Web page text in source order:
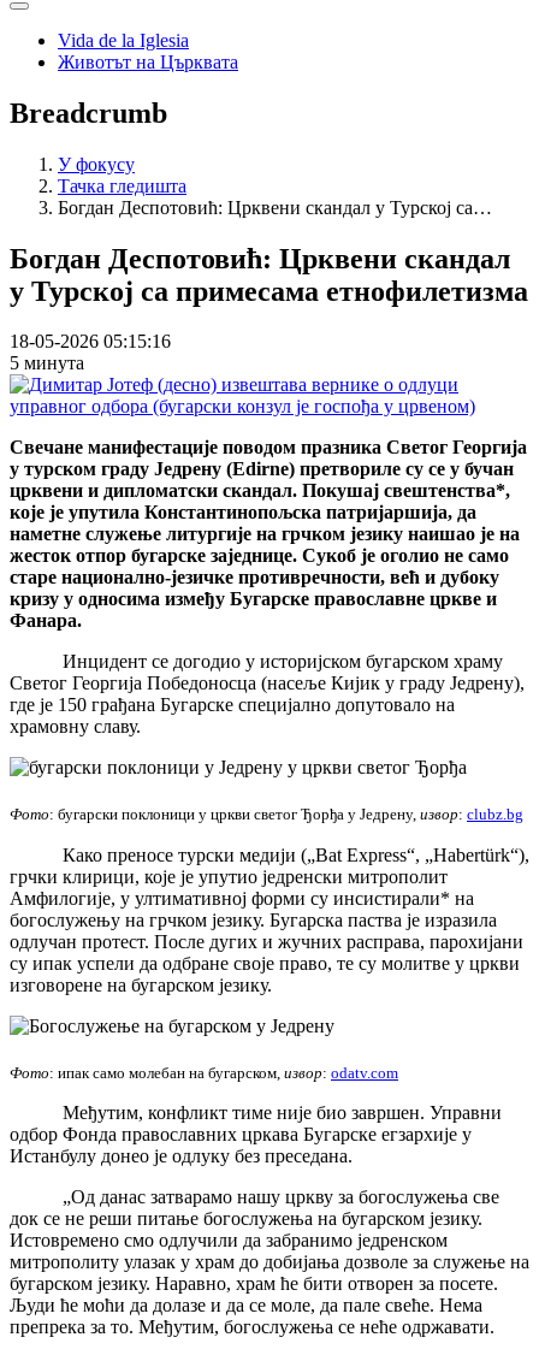
Vida de la Iglesia
Животът на Църквата
Breadcrumb
У фокусу
Тачка гледишта
Богдан Деспотовић: Црквени скандал у Турској са…
Богдан Деспотовић: Црквени скандал
у Турској са примесама етнофилетизма
18-05-2026 05:15:16
5 минута
Свечане манифестације поводом празника Светог Георгија
у турском граду Једрену (Edirne) претвориле су се у бучан
црквени и дипломатски скандал. Покушај свештенства*,
које је упутила Константинопољска патријаршија, да
наметне служење литургије на грчком језику наишао је на
жесток отпор бугарске заједнице. Сукоб је оголио не само
старе национално-језичке противречности, већ и дубоку
кризу у односима између Бугарске православне цркве и
Фанара.
Инцидент се догодио у историјском бугарском храму
Светог Георгија Победоносца (насеље Кијик у граду Једрену),
где је 150 грађана Бугарске специјално допутовало на
храмовну славу.
Фото: бугарски поклоници у цркви светог Ђорђа у Једрену, извор: clubz.bg
Како преносе турски медији („Bat Express“, „Habertürk“),
грчки клирици, које је упутио једренски митрополит
Амфилогије, у ултимативној форми су инсистирали* на
богослужењу на грчком језику. Бугарска паства је изразила
одлучан протест. После дугих и жучних расправа, парохијани
су ипак успели да одбране своје право, те су молитве у цркви
изговорене на бугарском језику.
Фото: ипак само молебан на бугарском, извор: odatv.com
Међутим, конфликт тиме није био завршен. Управни
одбор Фонда православних цркава Бугарске егзархије у
Истанбулу донео је одлуку без преседана.
„Од данас затварамо нашу цркву за богослужења све
док се не реши питање богослужења на бугарском језику.
Истовремено смо одлучили да забранимо једренском
митрополиту улазак у храм до добијања дозволе за служење на
бугарском језику. Наравно, храм ће бити отворен за посете.
Људи ће моћи да долазе и да се моле, да пале свеће. Нема
препрека за то. Међутим, богослужења се неће одржавати.